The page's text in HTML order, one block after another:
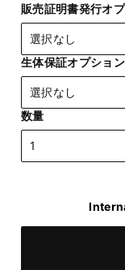
販売証明書発行オ
生体保証オプショ
数量